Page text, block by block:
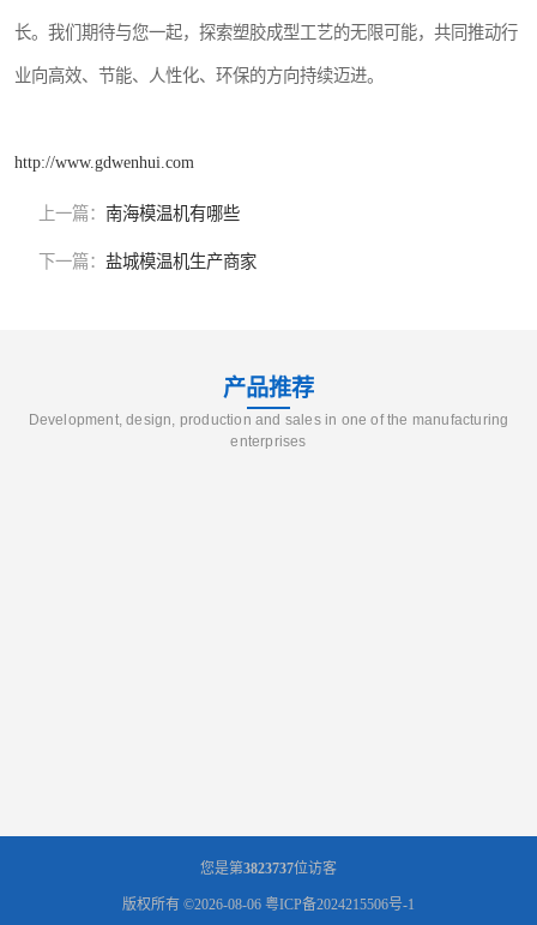
长。我们期待与您一起，探索塑胶成型工艺的无限可能，共同推动行
业向高效、节能、人性化、环保的方向持续迈进。
http://www.gdwenhui.com
上一篇： 南海模温机有哪些
下一篇： 盐城模温机生产商家
产品推荐
Development, design, production and sales in one of the manufacturing
enterprises
您是第3823737位访客
版权所有 ©2026-08-06 粤ICP备2024215506号-1